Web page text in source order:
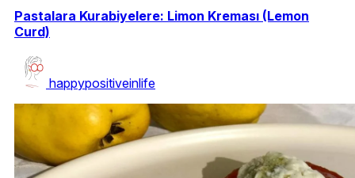
Pastalara Kurabiyelere: Limon Kreması (Lemon
Curd)
happypositiveinlife